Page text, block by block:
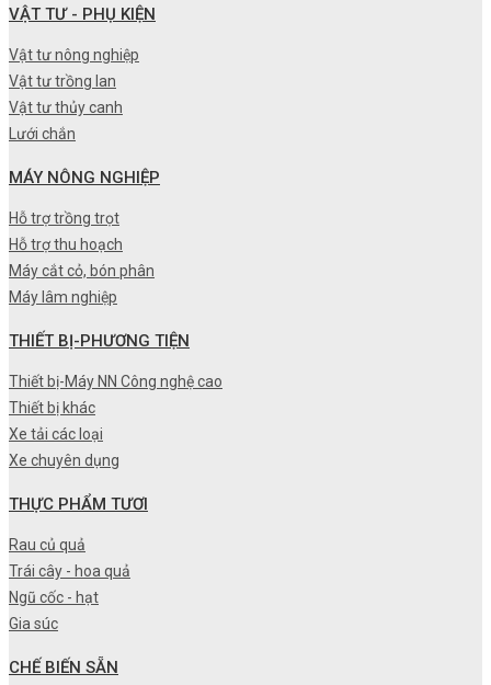
VẬT TƯ - PHỤ KIỆN
Vật tư nông nghiệp
Vật tư trồng lan
Vật tư thủy canh
Lưới chắn
MÁY NÔNG NGHIỆP
Hỗ trợ trồng trọt
Hỗ trợ thu hoạch
Máy cắt cỏ, bón phân
Máy lâm nghiệp
THIẾT BỊ-PHƯƠNG TIỆN
Thiết bị-Máy NN Công nghệ cao
Thiết bị khác
Xe tải các loại
Xe chuyên dụng
THỰC PHẨM TƯƠI
Rau củ quả
Trái cây - hoa quả
Ngũ cốc - hạt
Gia súc
CHẾ BIẾN SẴN